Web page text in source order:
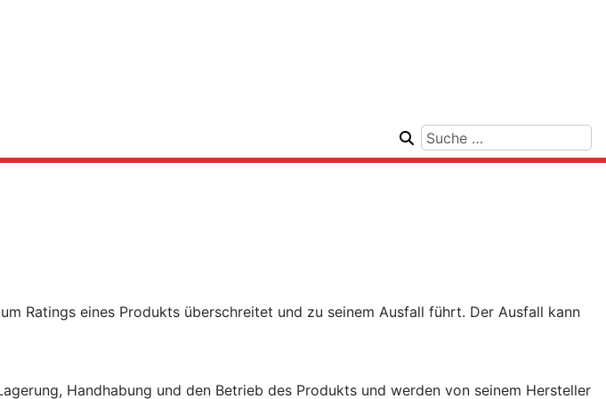
Ratings eines Produkts überschreitet und zu seinem Ausfall führt. Der Ausfall kann
Handhabung und den Betrieb des Produkts und werden von seinem Hersteller